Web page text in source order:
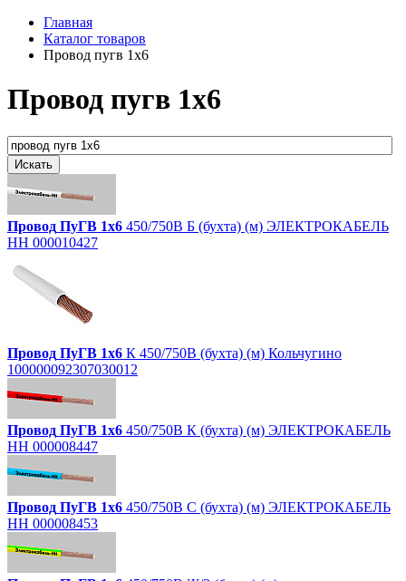
Главная
Каталог товаров
Провод пугв 1х6
Провод пугв 1х6
Провод ПуГВ 1х6 450/750В Б (бухта) (м) ЭЛЕКТРОКАБЕЛЬ
НН 000010427
Провод ПуГВ 1х6 К 450/750В (бухта) (м) Кольчугино
100000092307030012
Провод ПуГВ 1х6 450/750В К (бухта) (м) ЭЛЕКТРОКАБЕЛЬ
НН 000008447
Провод ПуГВ 1х6 450/750В С (бухта) (м) ЭЛЕКТРОКАБЕЛЬ
НН 000008453